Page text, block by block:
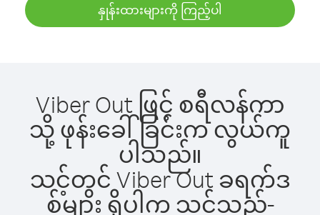
နှုန်းထားများကို ကြည့်ပါ
Viber Out ဖြင့် စရီလန်ကာ
သို့ ဖုန်းခေါ်ခြင်းက လွယ်ကူ
ပါသည်။
သင့်တွင် Viber Out ခရက်ဒ
စ်များ ရှိပါက သင်သည်-